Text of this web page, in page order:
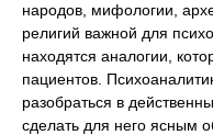
народов, мифологии,
религий важной для
находятся аналогии,
пациентов.
разобраться в
сделать для него ясным